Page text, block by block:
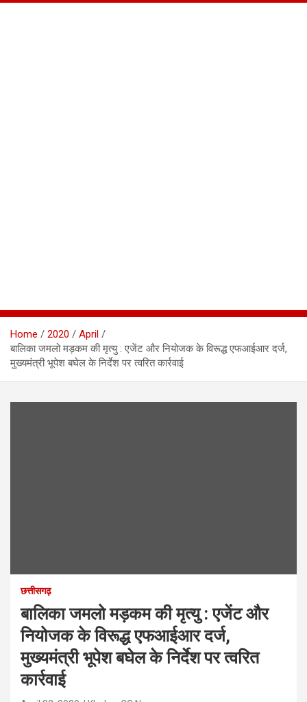
Home 2020
April
बालिका जमलो मड़कम की मृत्यु : एजेंट और नियोजक के विरूद्ध एफआईआर दर्ज,
मुख्यमंत्री भूपेश बघेल के निर्देश पर त्वरित कार्रवाई
छत्तीसगढ़
बालिका जमलो मड़कम की मृत्यु : एजेंट और
नियोजक के विरूद्ध एफआईआर दर्ज,
मुख्यमंत्री भूपेश बघेल के निर्देश पर त्वरित
कार्रवाई